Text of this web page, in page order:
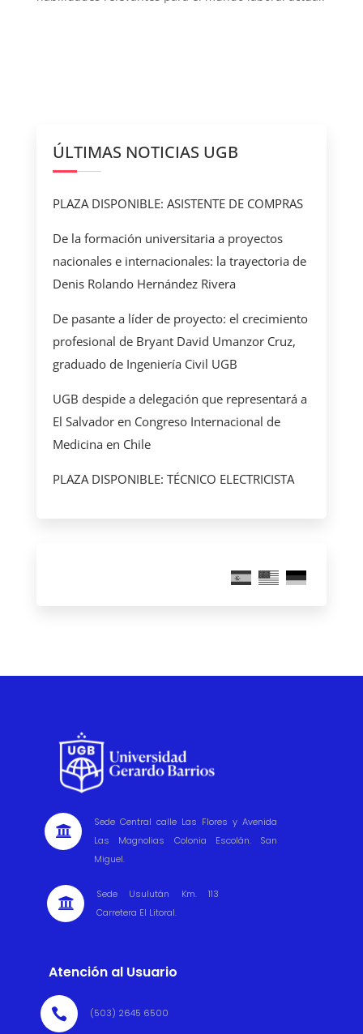
ÚLTIMAS NOTICIAS UGB
PLAZA DISPONIBLE: ASISTENTE DE COMPRAS
De la formación universitaria a proyectos
nacionales e internacionales: la trayectoria de
Denis Rolando Hernández Rivera
De pasante a líder de proyecto: el crecimiento
profesional de Bryant David Umanzor Cruz,
graduado de Ingeniería Civil UGB
UGB despide a delegación que representará a
El Salvador en Congreso Internacional de
Medicina en Chile
PLAZA DISPONIBLE: TÉCNICO ELECTRICISTA

Sede Central calle Las Flores y Avenida
Las Magnolias Colonia Escolán. San
Miguel.

Sede Usulután Km. 113
Carretera El Litoral.
Atención al Usuario
 (503) 2645 6500